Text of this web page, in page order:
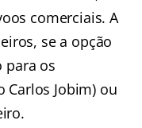
comerciais. A
se a opção
para os
Carlos Jobim) ou